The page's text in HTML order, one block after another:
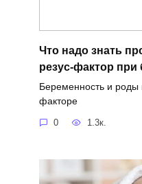
Что надо знать
резус-фактор при
Беременность и роды
факторе
0 1.3к.